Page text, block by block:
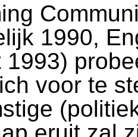
1990,
voor te